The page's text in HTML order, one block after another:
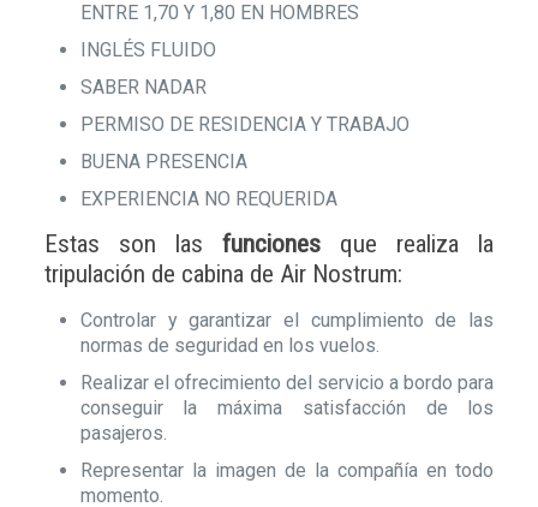
ENTRE 1,70 Y 1,80 EN HOMBRES
INGLÉS FLUIDO
SABER NADAR
PERMISO DE RESIDENCIA Y TRABAJO
BUENA PRESENCIA
EXPERIENCIA NO REQUERIDA
Estas son las funciones que realiza la
tripulación de cabina de Air Nostrum:
Controlar y garantizar el cumplimiento de las
normas de seguridad en los vuelos.
Realizar el ofrecimiento del servicio a bordo para
conseguir la máxima satisfacción de los
pasajeros.
Representar la imagen de la compañía en todo
momento.